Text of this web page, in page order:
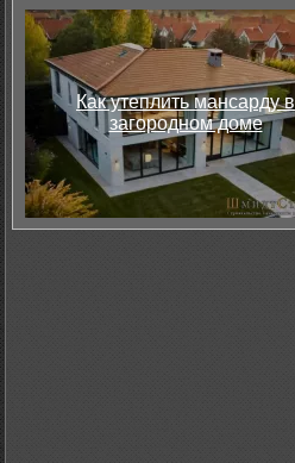
Как утеплить мансарду в
загородном доме